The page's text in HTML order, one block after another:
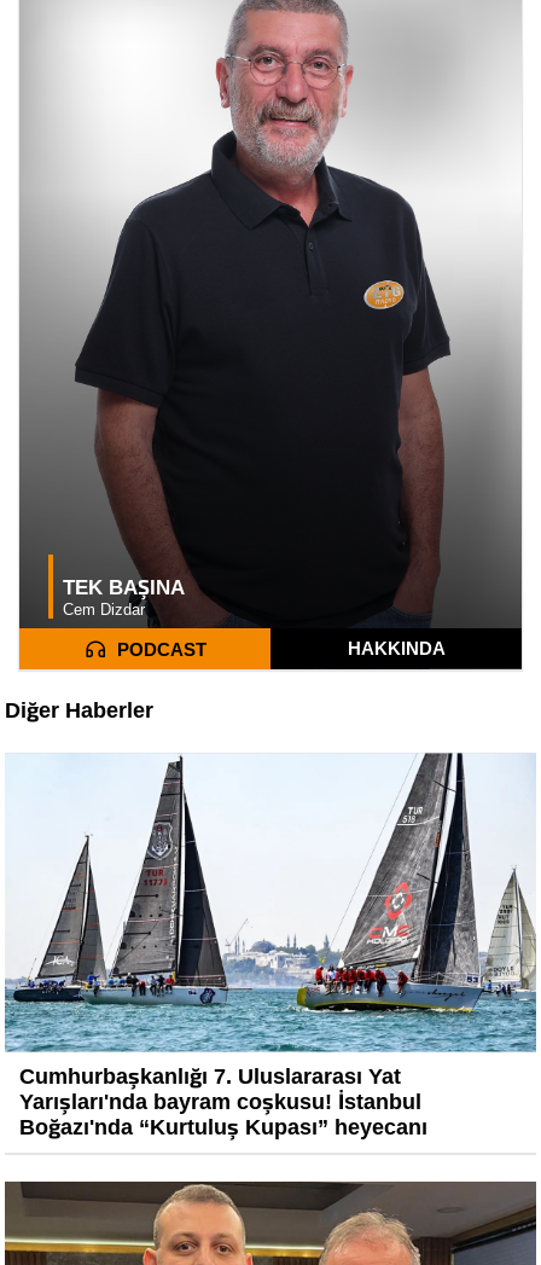
TEK BAŞINA
Cem Dizdar
PODCAST HAKKINDA
Diğer Haberler
Cumhurbaşkanlığı 7. Uluslararası Yat
Yarışları'nda bayram coşkusu! İstanbul
Boğazı'nda “Kurtuluş Kupası” heyecanı